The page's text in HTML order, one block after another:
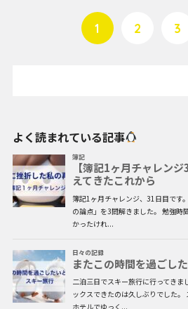
1 2 3
よく読まれている記事